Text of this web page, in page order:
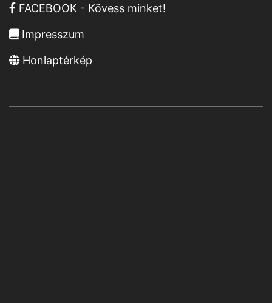
FACEBOOK - Kövess minket!
Impresszum
Honlaptérkép